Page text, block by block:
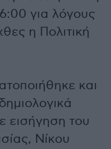
για λόγους
η Πολιτική
και
εισήγηση του
Νίκου